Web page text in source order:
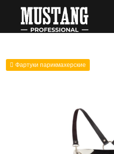
Фартуки парикмахерские